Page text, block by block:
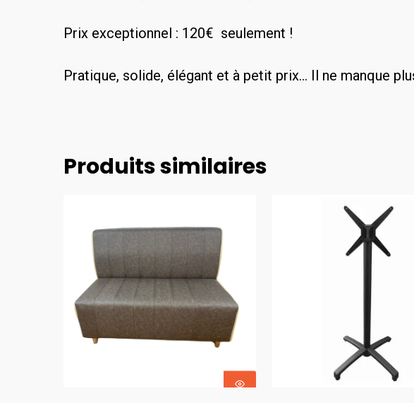
Prix exceptionnel : 120€ seulement !
Pratique, solide, élégant et à petit prix… Il ne manque
Produits similaires